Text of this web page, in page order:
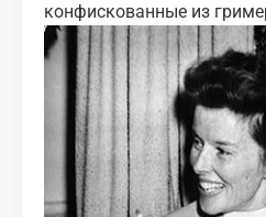
конфискованные из